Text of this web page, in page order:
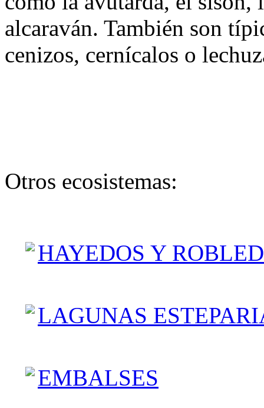
alcaraván. También son
cenizos, cernícalos o
Otros ecosistemas:
HAYEDOS Y
LAGUNAS
EMBALSES